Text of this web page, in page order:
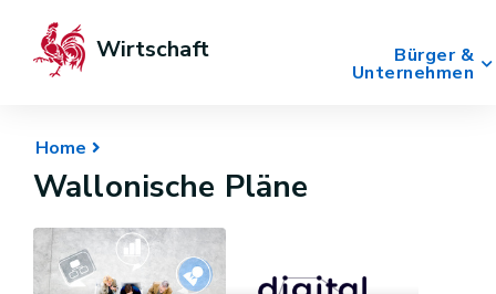
Bürger &
Unternehmen
Wirtschaft
Home
Wallonische Pläne